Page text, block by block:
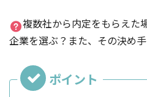
複数社から内定をもらえた
企業を選ぶ？また、その決め